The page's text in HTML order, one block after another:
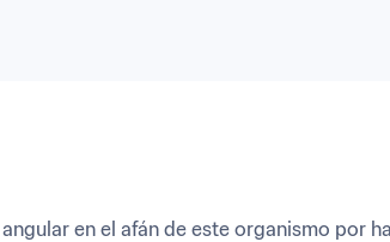
en el afán de este organismo por